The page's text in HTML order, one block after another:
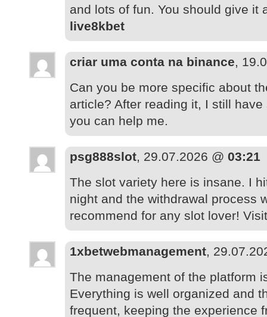
and lots of fun. You should give it
live8kbet
criar uma conta na binance,
Can you be more specific about
article? After reading it, I still
you can help me.
psg888slot, 29.07.2026 @ 03:21
The slot variety here is insane. I
night and the withdrawal process
recommend for any slot lover!
1xbetwebmanagement,
The management of the platform
Everything is well organized and
frequent, keeping the experience